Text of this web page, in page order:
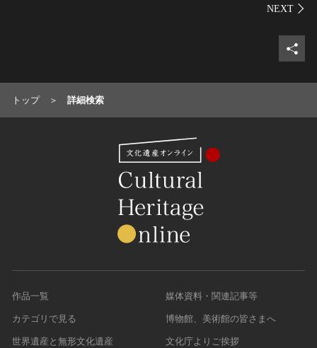
シェ
トップ 詳細検索
作品一覧
カテゴリで見る
世界遺産と無形文化遺産
媒体資料・関連記事等
博物館、美術館の皆さまへ
文化庁よりご挨拶